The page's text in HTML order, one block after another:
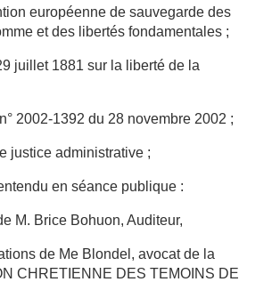
européenne de sauvegarde des
et des libertés fondamentales ;
juillet 1881 sur la liberté de la
2002-1392 du 28 novembre 2002 ;
justice administrative ;
en séance publique :
M. Brice Bohuon, Auditeur,
de Me Blondel, avocat de la
CHRETIENNE DES TEMOINS DE